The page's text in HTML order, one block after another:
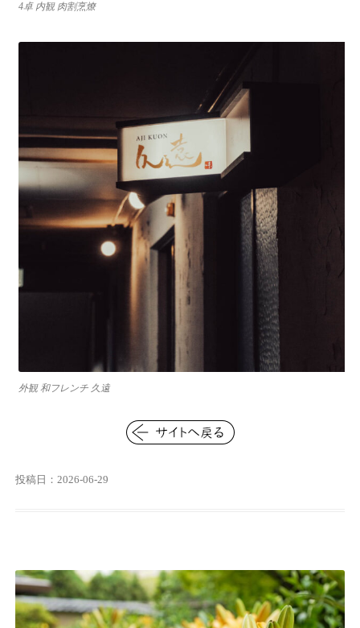
4卓 内観 肉割烹燎
外観 和フレンチ 久遠
投稿日：2026-06-29